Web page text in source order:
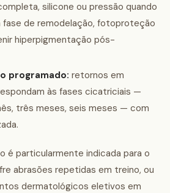
silicone ou pressão quando
de remodelação, fotoproteção
hiperpigmentação pós-
programado: retornos em
às fases cicatriciais —
três meses, seis meses — com
é particularmente indicada para o
abrasões repetidas em treino, ou
dermatológicos eletivos em